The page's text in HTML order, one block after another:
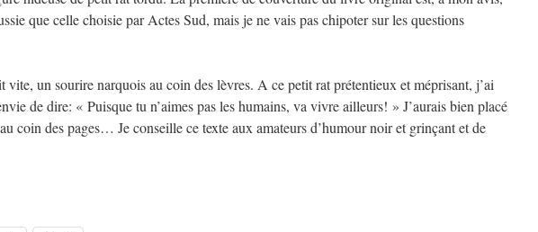
que celle choisie par Actes Sud, mais je ne vais pas chipoter sur les questions
vite, un sourire narquois au coin des lèvres. A ce petit rat prétentieux et méprisant, j’ai
de dire: « Puisque tu n’aimes pas les humains, va vivre ailleurs! » J’aurais bien placé
coin des pages… Je conseille ce texte aux amateurs d’humour noir et grinçant et de